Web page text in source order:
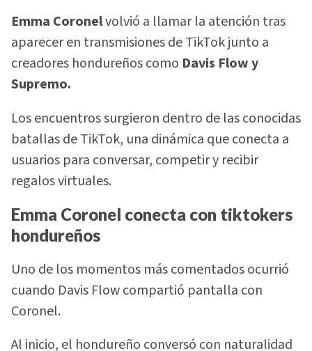
Emma Coronelvolvió a llamar la atención tras
aparecer en transmisiones de TikTok junto a
creadores hondureños como Davis Flow y
Supremo.
Los encuentros surgieron dentro de las conocidas
batallas de TikTok, una dinámica que conecta a
usuarios para conversar, competir y recibir
regalos virtuales.
Emma Coronel conecta con tiktokers
hondureños
Uno de los momentos más comentados ocurrió
cuando Davis Flow compartió pantalla con
Coronel.
Al inicio, el hondureño conversó con naturalidad